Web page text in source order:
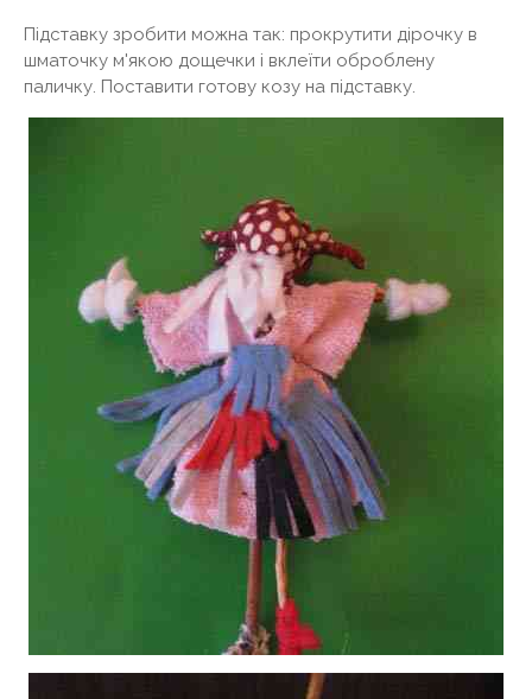
Підставку зробити можна так: прокрутити дірочку в
шматочку м'якою дощечки і вклеїти оброблену
паличку. Поставити готову козу на підставку.